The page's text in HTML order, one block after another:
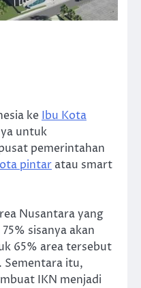
ke Ibu Kota
untuk
pemerintahan
pintar atau smart
Nusantara yang
sisanya akan
65% area tersebut
itu,
IKN menjadi